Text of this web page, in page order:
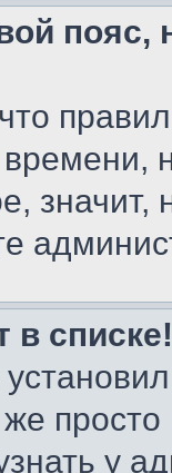
пояс,
значит,
в списке!
у